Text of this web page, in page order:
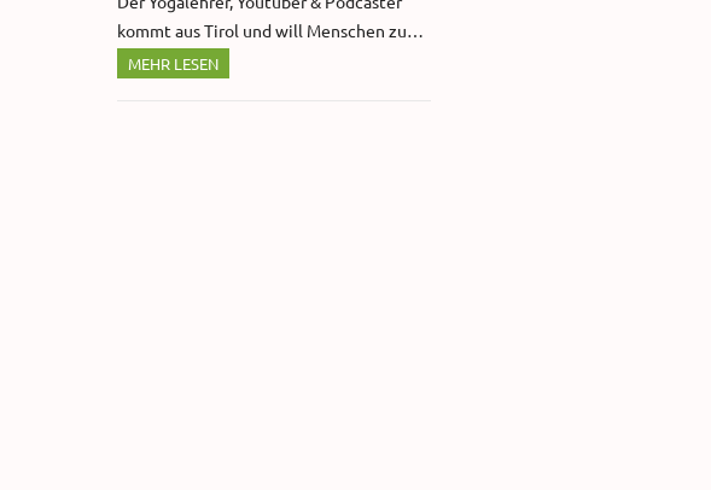
kommt aus Tirol und will Menschen zu…
MEHR LESEN